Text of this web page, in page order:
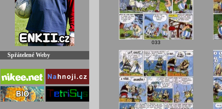
Spřátelené Weby
033